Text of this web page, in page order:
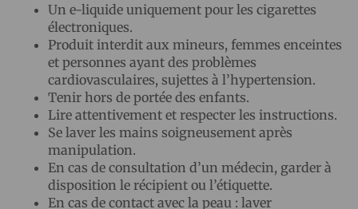
Un e-liquide uniquement pour les cigarettes
électroniques.
Produit interdit aux mineurs, femmes enceintes
et personnes ayant des problèmes
cardiovasculaires, sujettes à l’hypertension.
Tenir hors de portée des enfants.
Lire attentivement et respecter les instructions.
Se laver les mains soigneusement après
manipulation.
En cas de consultation d’un médecin, garder à
disposition le récipient ou l’étiquette.
En cas de contact avec la peau : laver